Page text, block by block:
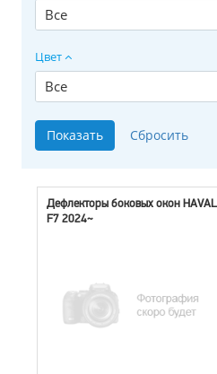
Все
Цвет
Все
Дефлекторы боковых окон HAVAL
F7 2024~